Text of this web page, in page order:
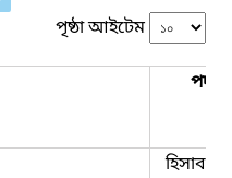
পৃষ্ঠা আইটেম
পদবি
হিসাব-